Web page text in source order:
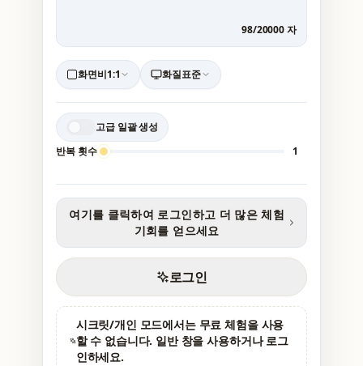
98/20000자
화면비1:1 화질표준
고급 일괄 생성
반복 횟수
1
여기를 클릭하여 로그인하고 더 많은 체험
기회를 얻으세요
로그인
시크릿/개인 모드에서는 무료 체험을 사용
할 수 없습니다. 일반 창을 사용하거나 로그
인하세요.